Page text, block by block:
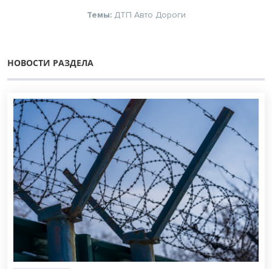
Темы: ДТП Авто Дороги
НОВОСТИ РАЗДЕЛА